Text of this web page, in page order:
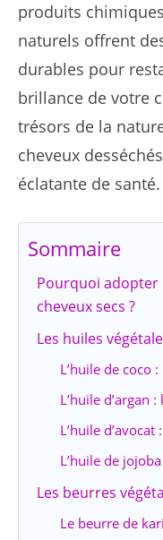
produits
naturels offrent
durables pour
brillance de votre
trésors de la
cheveux
éclatante de santé.
Sommaire
Pourquoi adopter
cheveux secs ?
Les huiles
L’huile de coco
L’huile d’argan
L’huile
L’huile de
Les beurres
Le beurre de